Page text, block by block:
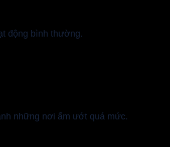
động bình thường.
những nơi ẩm ướt quá mức.